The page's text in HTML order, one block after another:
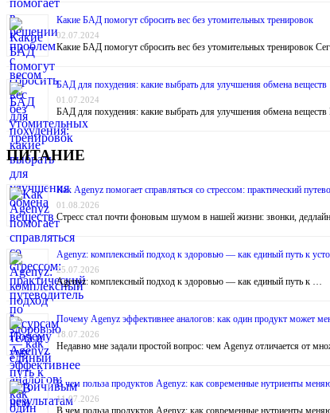
Какие БАД помогут сбросить вес без утомительных тренировок
02.07.2024
Какие БАД помогут сбросить вес без утомительных тренировок
БАД для похудения: какие выбрать для улучшения обмена веществ
01.07.2024
БАД для похудения: какие выбрать для улучшения обмена
ПИТАНИЕ
Как Agenyz помогает справляться со стрессом: практический
01.08.2026
Стресс стал почти фоновым шумом в нашей жизни: звонки,
Agenyz: комплексный подход к здоровью — как единый путь к
25.07.2026
Agenyz: комплексный подход к здоровью — как единый путь к …
Почему Agenyz эффективнее аналогов: как один продукт может
18.07.2026
Недавно мне задали простой вопрос: чем Agenyz отличается от
В чем польза продуктов Agenyz: как современные нутриенты
11.07.2026